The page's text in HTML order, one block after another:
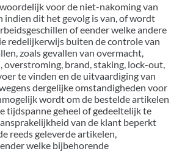
voor de niet-nakoming van
indien dit het gevolg is van, of wordt
of eender welke andere
redelijkerwijs buiten de controle van
zoals gevallen van overmacht,
overstroming, brand, staking, lock-out,
te vinden en de uitvaardiging van
dergelijke omstandigheden voor
wordt om de bestelde artikelen
tijdspanne geheel of gedeeltelijk te
van de klant beperkt
reeds geleverde artikelen,
welke bijbehorende